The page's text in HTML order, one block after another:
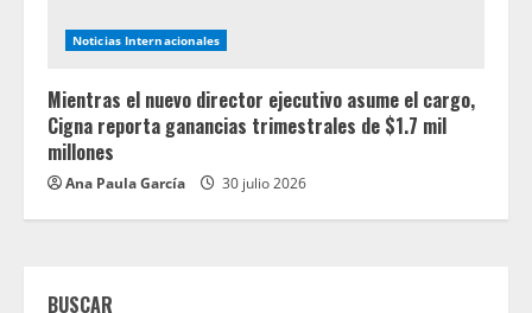
Noticias Internacionales
Mientras el nuevo director ejecutivo asume el cargo,
Cigna reporta ganancias trimestrales de $1.7 mil
millones
Ana Paula García 30 julio 2026
BUSCAR